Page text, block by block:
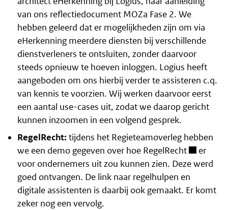
van ons reflectiedocument MOZa Fase 2. We
hebben geleerd dat er mogelijkheden zijn om via
eHerkenning meerdere diensten bij verschillende
dienstverleners te ontsluiten, zonder daarvoor
steeds opnieuw te hoeven inloggen. Logius heeft
aangeboden om ons hierbij verder te assisteren c.q.
van kennis te voorzien. Wij werken daarvoor eerst
een aantal use-cases uit, zodat we daarop gericht
kunnen inzoomen in een volgend gesprek.
RegelRecht: tijdens het Regieteamoverleg hebben
we een demo gegeven over hoe RegelRecht
er
voor ondernemers uit zou kunnen zien. Deze werd
goed ontvangen. De link naar regelhulpen en
digitale assistenten is daarbij ook gemaakt. Er komt
zeker nog een vervolg.